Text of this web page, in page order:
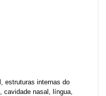
estruturas internas do
cavidade nasal, língua,